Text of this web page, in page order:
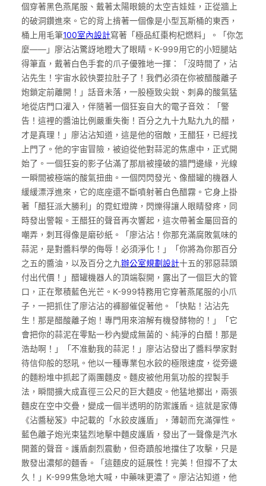
個穿著黑色燕尾服、戴著太陽眼鏡的太空吉娃娃，正從牆上
的破洞鑽進來。它的背上揹著一個像是小型瓦斯桶的東西，
桶上用毛筆100室內設計寫著「極品紅棗枸杞燃料」。「你怎
麼——」廖沾沾驚訝地瞪大了眼睛。K-999用它的小短腿站
得筆直，戴著白色手套的爪子優雅地一揮：「沒時間了，沾
沾先生！宇宙水餃快要拉肚子了！我們必須在你被醋酸離子
炮鎖定前離開！」話音未落，一股極致尖銳、刺鼻的酸氣猛
地從店門口灌入，伴隨著一個狂妄自大的電子音效：「警
告！這裡的醬油比例嚴重失衡！百分之九十九點九九的醋，
才是真理！」廖沾沾知道，這是他的宿敵，王醋狂，已經找
上門了。他的宇宙冒險，被迫從他對蒜泥的焦慮中，正式開
始了。一個狂妄的影子佔滿了那扇被撞破的牆門邊緣，光線
一瞬間被極端的酸氣扭曲。一個閃閃發光、像醋罐的機器人
緩緩漂浮進來，它的底座還不斷噴射著白色醋霧。它身上掛
著「醋狂派大勝利」的霓虹燈牌，閃爍得讓人眼睛發疼，同
時發出警報。王醋狂的聲音再次響起，這次帶著金屬回音的
嘲弄，刺耳得像是磨砂紙。「廖沾沾！你那充滿腐敗氣味的
蒜泥，是對醬料學的侮辱！必須淨化！」「你將為你那百分
之五的醬油，以及百分之九 辦公室規劃設計十五的邪惡蒜頭
付出代價！」醋罐機器人的頂端裂開，露出了一個巨大的管
口，正在聚積藍色光芒。K-999特務用它穿著燕尾服的小爪
子，一把抓住了廖沾沾的褲腳催促著他。「快點！沾沾先
生！那是醋酸離子炮！專門用來溶解有機發酵物的！」「它
會把你的蒜泥在零點一秒內變成無菌的、純淨的白醋！那是
浩劫啊！」「不准動我的蒜泥！」廖沾沾發出了醬料學家對
待信仰般的怒吼。他以一種專業包水餃的極限速度，從旁邊
的麵粉堆中抓起了兩團麵皮。麵皮被他用氣功般的捏製手
法，瞬間擴大成直徑三公尺的巨大麵皮。他猛地擲出，兩張
麵皮在空中交疊，變成一個半透明的防禦護盾。這就是家傳
《沾醬秘笈》中記載的「水餃皮護盾」，薄韌而充滿彈性。
藍色離子炮光束猛烈地擊中麵皮護盾，發出了一聲像是汽水
開蓋的聲音。護盾劇烈震動，但奇蹟般地擋住了攻擊，只是
散發出濃郁的麵香。「這麵皮的延展性！完美！但撐不了太
久！」K-999焦急地大喊，中藥味更濃了。廖沾沾知道，他